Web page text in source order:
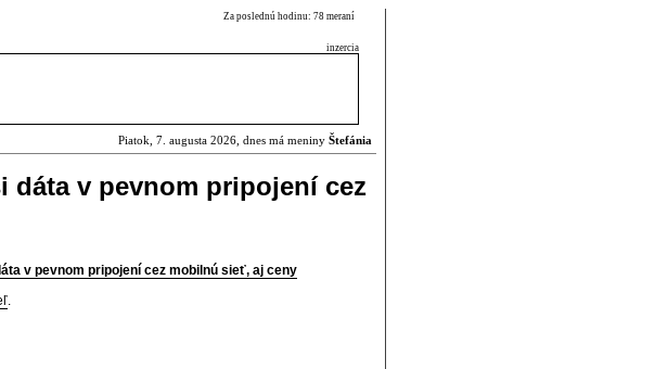
Za poslednú hodinu: 78 meraní
inzercia
Piatok, 7. augusta 2026, dnes má meniny Štefánia
dáta v pevnom pripojení cez
v pevnom pripojení cez mobilnú sieť, aj ceny
.